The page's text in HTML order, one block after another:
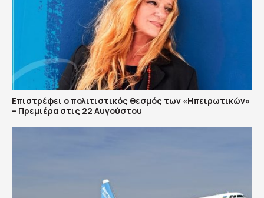
Επιστρέφει ο πολιτιστικός θεσμός των «Ηπειρωτικών»
– Πρεμιέρα στις 22 Αυγούστου